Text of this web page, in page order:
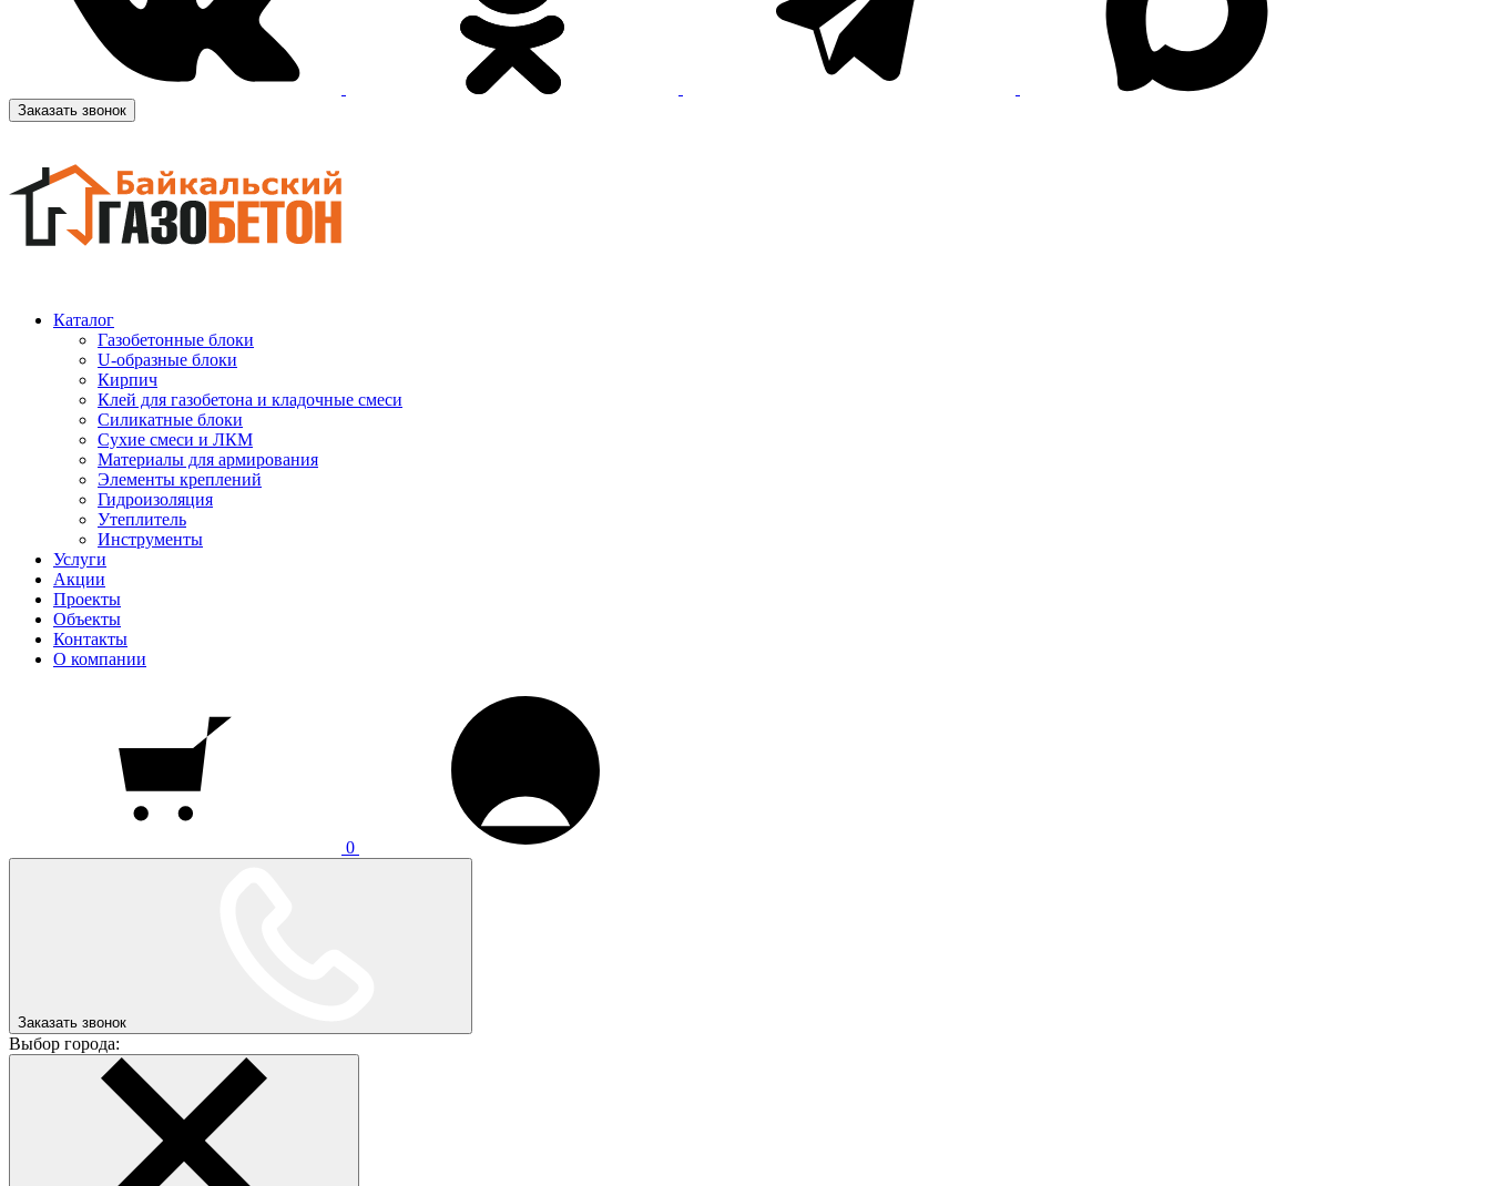
Заказать звонок
Каталог
Газобетонные блоки
U-образные блоки
Кирпич
Клей для газобетона и кладочные смеси
Силикатные блоки
Сухие смеси и ЛКМ
Материалы для армирования
Элементы креплений
Гидроизоляция
Утеплитель
Инструменты
Услуги
Акции
Проекты
Объекты
Контакты
О компании
0
Заказать звонок
Выбор города: